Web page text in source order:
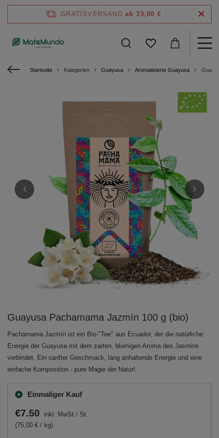
GRATISVERSAND ab 35,00 €
Startseite Kategorien Guayusa Aromatisierte Guayusa
Guayusa Pachamama Jazmín 100 g (bio)
Pachamama Jazmín ist ein Bio-"Tee" aus Ecuador, der die natürliche
Energie der Guayusa mit dem zarten, blumigen Aroma des Jasmins
verbindet. Ein sanfter Geschmack, lang anhaltende Energie und eine
einfache Komposition - pure Magie der Natur!
Einmaliger Kauf
€7.50 inkl. MwSt / St.
(75,00 € / kg)